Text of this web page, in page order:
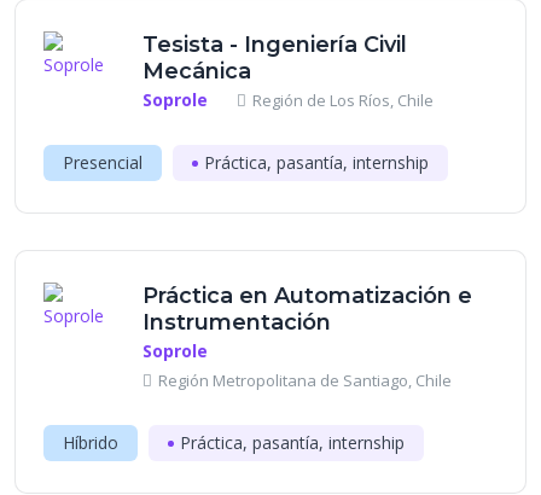
Tesista - Ingeniería Civil
Mecánica
Soprole Región de Los Ríos, Chile
Presencial Práctica, pasantía, internship
Práctica en Automatización e
Instrumentación
Soprole
Región Metropolitana de Santiago, Chile
Híbrido Práctica, pasantía, internship